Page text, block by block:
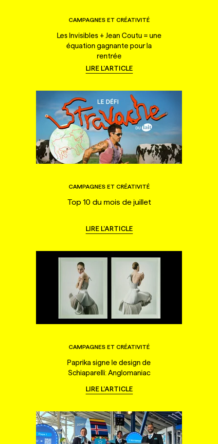
CAMPAGNES ET CRÉATIVITÉ
Les Invisibles + Jean Coutu = une
équation gagnante pour la
rentrée
LIRE L'ARTICLE
CAMPAGNES ET CRÉATIVITÉ
Top 10 du mois de juillet
LIRE L'ARTICLE
CAMPAGNES ET CRÉATIVITÉ
Paprika signe le design de
Schiaparelli: Anglomaniac
LIRE L'ARTICLE